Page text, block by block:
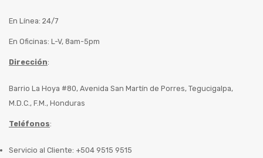
En Línea: 24/7
En Oficinas: L-V, 8am-5pm
Dirección:
Barrio La Hoya #80, Avenida San Martín de Porres, Tegucigalpa,
M.D.C., F.M., Honduras
Teléfonos:
Servicio al Cliente: +504 9515 9515